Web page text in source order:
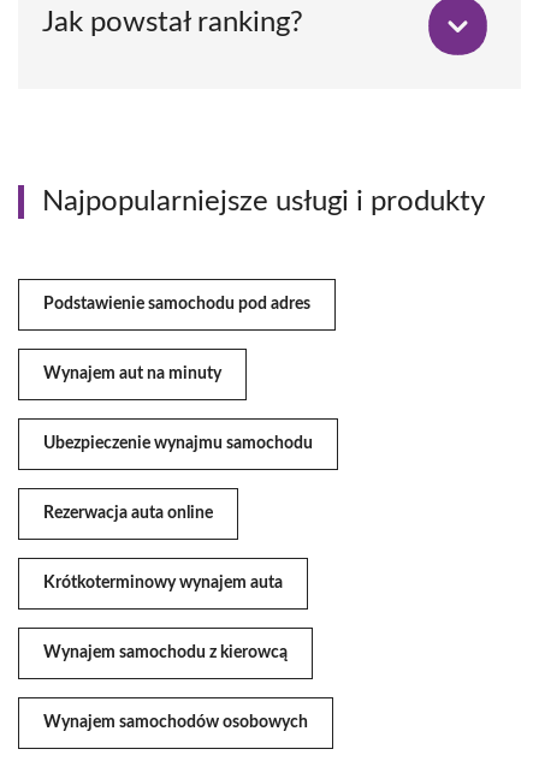
Jak powstał ranking?
Najpopularniejsze usługi i produkty
Podstawienie samochodu pod adres
Wynajem aut na minuty
Ubezpieczenie wynajmu samochodu
Rezerwacja auta online
Krótkoterminowy wynajem auta
Wynajem samochodu z kierowcą
Wynajem samochodów osobowych